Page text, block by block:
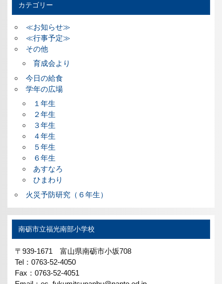
カテゴリー
≪お知らせ≫
≪行事予定≫
その他
育成会より
今日の給食
学年の広場
１年生
２年生
３年生
４年生
５年生
６年生
あすなろ
ひまわり
火災予防研究（６年生）
南砺市立福光南部小学校
〒939-1671 富山県南砺市小坂708
Tel：0763-52-4050
Fax：0763-52-4051